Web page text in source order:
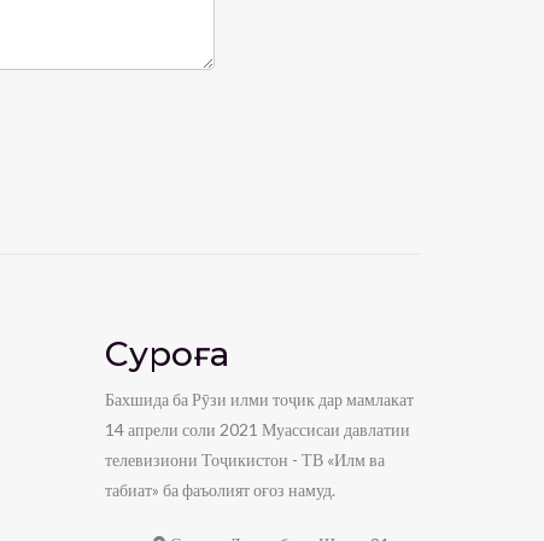
Суроға
Бахшида ба Рӯзи илми тоҷик дар мамлакат
14 апрели соли 2021 Муассисаи давлатии
телевизиони Тоҷикистон - ТВ «Илм ва
табиат» ба фаъолият оғоз намуд.